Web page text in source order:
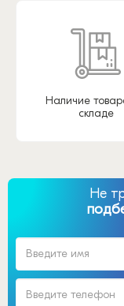
Наличие
складе
Не